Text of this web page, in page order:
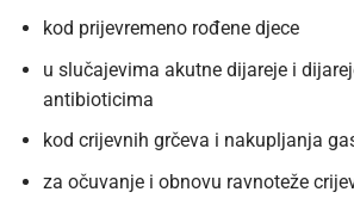
kod prijevremeno rođene djece
u slučajevima akutne dijareje i
antibioticima
kod crijevnih grčeva i nakupljanja
za očuvanje i obnovu ravnoteže